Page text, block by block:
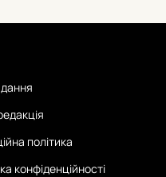
політика
конфіденційності